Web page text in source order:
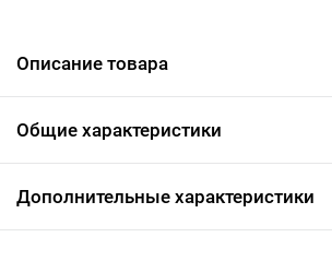
Описание товара
Общие характеристики
Дополнительные характеристики